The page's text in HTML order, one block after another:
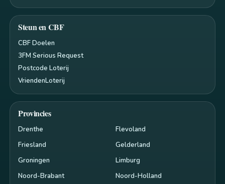
Steun en CBF
CBF Doelen
3FM Serious Request
Postcode Loterij
VriendenLoterij
Provincies
Drenthe
Flevoland
Friesland
Gelderland
Groningen
Limburg
Noord-Brabant
Noord-Holland